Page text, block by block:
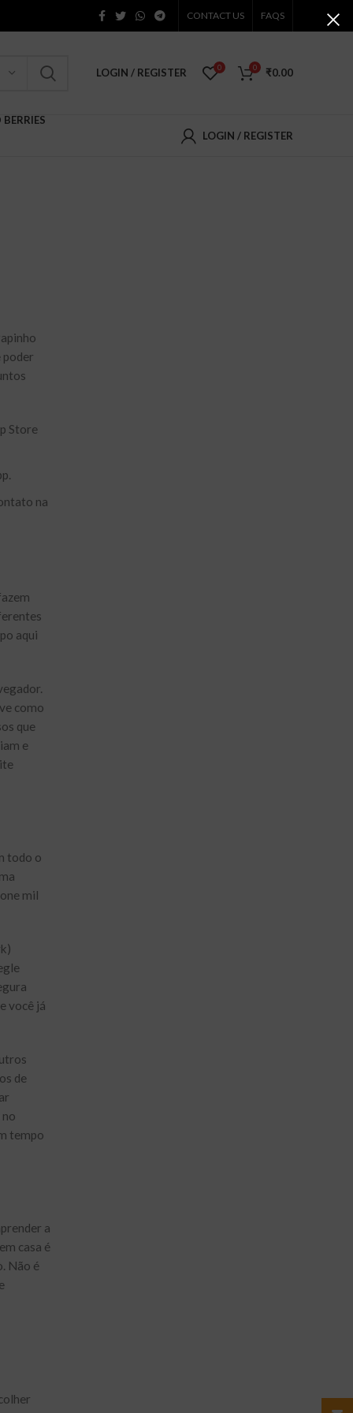
CONTACT US FAQS
LOGIN / REGISTER 0 0 ₹0.00
BERRIES
LOGIN / REGISTER
poder
Store
na
aqui
como
que
e
todo o
mil
você já
de
tempo
a
casa é
Não é